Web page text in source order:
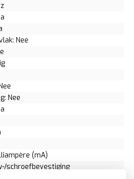
Nee
Nee
(mA)
schroefbevestiging